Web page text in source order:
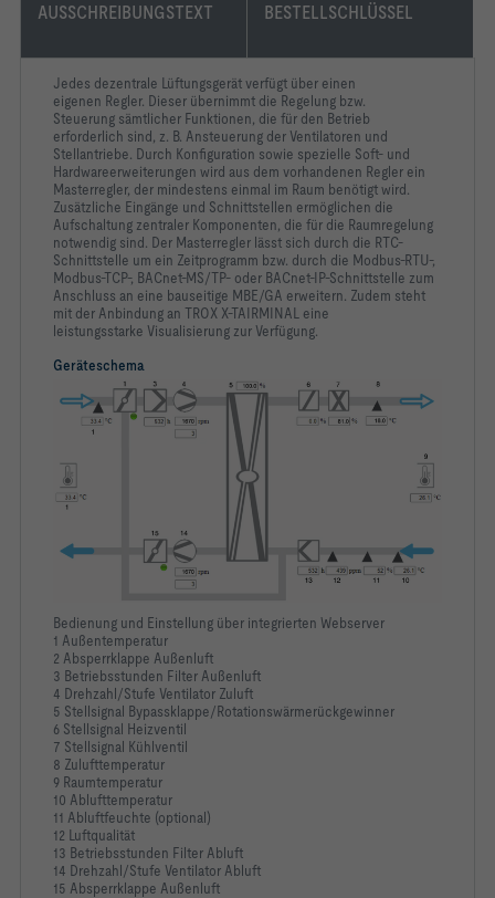
AUSSCHREIBUNGSTEXT BESTELLSCHLÜSSEL
Geräteschema
Bedienung und Einstellung über integrierten Webserver
1 Außentemperatur
2 Absperrklappe Außenluft
3 Betriebsstunden Filter Außenluft
4 Drehzahl/Stufe Ventilator Zuluft
5 Stellsignal Bypassklappe/Rotationswärmerückgewinner
6 Stellsignal Heizventil
7 Stellsignal Kühlventil
8 Zulufttemperatur
9 Raumtemperatur
10 Ablufttemperatur
11 Abluftfeuchte (optional)
12 Luftqualität
13 Betriebsstunden Filter Abluft
14 Drehzahl/Stufe Ventilator Abluft
15 Absperrklappe Außenluft
Jedes dezentrale Lüftungsgerät verfügt über einen
eigenen Regler. Dieser übernimmt die Regelung bzw.
Steuerung sämtlicher Funktionen, die für den Betrieb
erforderlich sind, z. B. Ansteuerung der Ventilatoren und
Stellantriebe. Durch Konfiguration sowie spezielle Soft- und
Hardwareerweiterungen wird aus dem vorhandenen Regler ein
Masterregler, der mindestens einmal im Raum benötigt wird.
Zusätzliche Eingänge und Schnittstellen ermöglichen die
Aufschaltung zentraler Komponenten, die für die Raumregelung
notwendig sind. Der Masterregler lässt sich durch die RTC-
Schnittstelle um ein Zeitprogramm bzw. durch die Modbus-RTU-,
Modbus-TCP-, BACnet-MS/TP- oder BACnet-IP-Schnittstelle zum
Anschluss an eine bauseitige MBE/GA erweitern. Zudem steht
mit der Anbindung an TROX X-TAIRMINAL eine
leistungsstarke Visualisierung zur Verfügung.